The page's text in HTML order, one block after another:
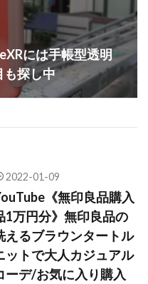
には手帳型透明
も探し中
2022-01-09
《無印良品購入
1万円分》無印良品の
えるブラウンタートル
ットで大人カジュアル
ーデ/お気に入り購入